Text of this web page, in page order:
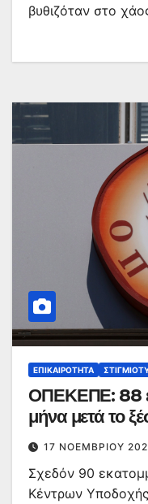
βυθιζόταν στο
ΕΠΙΚΑΙΡΌΤΗΤΑ
ΟΠΕΚΕΠΕ: 88
μήνα μετά το
17 ΝΟΕΜΒΡΊΟΥ
Σχεδόν 90
Κέντρων